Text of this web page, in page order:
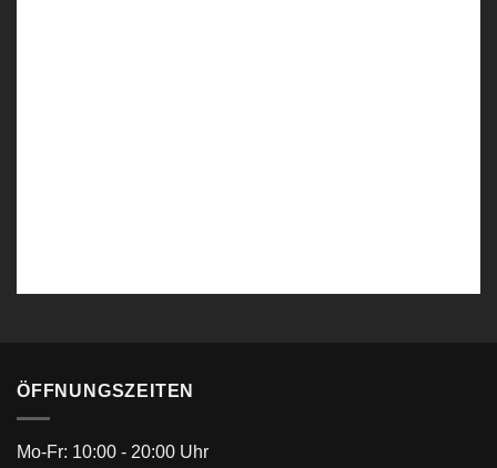
ÖFFNUNGSZEITEN
Mo-Fr: 10:00 - 20:00 Uhr